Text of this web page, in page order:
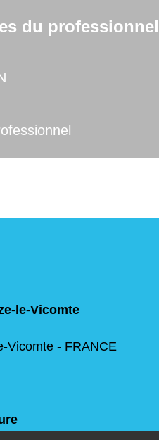
du professionnel
le-Vicomte
Vicomte - FRANCE